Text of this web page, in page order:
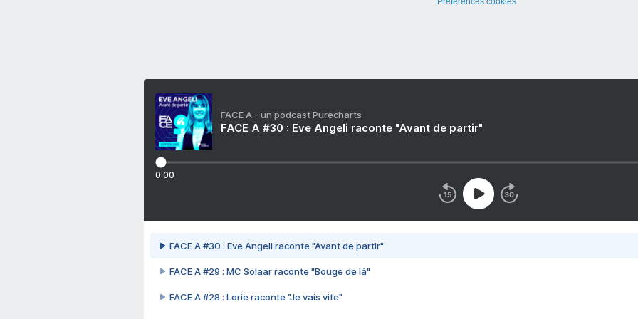
FACE A - un podcast Purecharts
FACE A #30 : Eve Angeli raconte "Avant de partir"
0:00
FACE A #30 : Eve Angeli raconte "Avant de partir"
FACE A #29 : MC Solaar raconte "Bouge de là"
FACE A #28 : Lorie raconte "Je vais vite"